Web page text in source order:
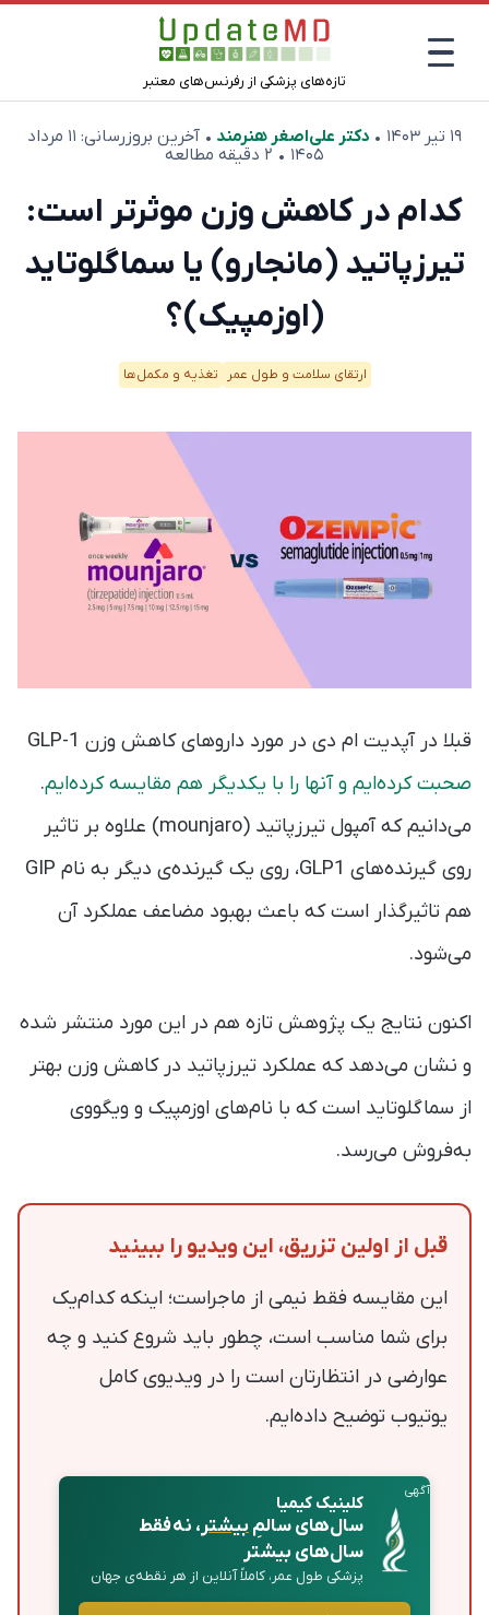
تازه‌های پزشکی از رفرنس‌های معتبر
۱۹ تیر ۱۴۰۳ • دکتر علی‌اصغر هنرمند • آخرین بروزرسانی:
۱۱ مرداد
۱۴۰۵ • ۲ دقیقه مطالعه
کدام در کاهش وزن موثرتر است:
تیرزپاتید (مانجارو) یا سماگلوتاید
(اوزمپیک)؟
ارتقای سلامت و طول عمر تغذیه و مکمل‌ها
قبلا در آپدیت ام دی در مورد داروهای کاهش وزن GLP-1
صحبت کرده‌ایم و آنها را با یکدیگر هم مقایسه کرده‌ایم.
می‌دانیم که آمپول تیرزپاتید (mounjaro) علاوه بر تاثیر
روی گیرنده‌های GLP1، روی یک گیرنده‌ی دیگر به نام GIP
هم تاثیرگذار است که باعث بهبود مضاعف عملکرد آن
می‌شود.
اکنون نتایج یک پژوهش تازه هم در این مورد منتشر شده
و نشان می‌دهد که عملکرد تیرزپاتید در کاهش وزن بهتر
از سماگلوتاید است که با نام‌های اوزمپیک و ویگووی
به‌فروش می‌رسد.
قبل از اولین تزریق، این ویدیو را ببینید
این مقایسه فقط نیمی از ماجراست؛ اینکه کدام‌یک
برای شما مناسب است، چطور باید شروع کنید و چه
عوارضی در انتظارتان است را در ویدیوی کامل
یوتیوب توضیح داده‌ایم.
آگهی
کلینیک کیمیا
سال‌های سالمِبیشتر، نه فقط
سال‌های بیشتر
پزشکی طول عمر، کاملاً آنلاین از هر نقطه‌ی جهان